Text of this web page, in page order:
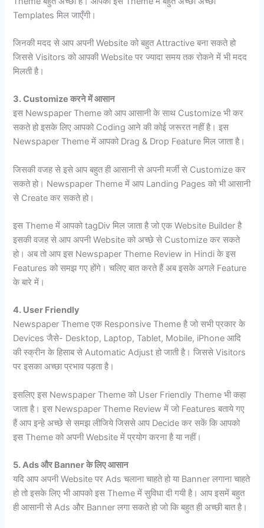
Templates मिल जाएँगी।
जिनकी मदद से आप अपनी Website को बहुत Attractive बना सकते हो
जिससे Visitors को आपकी Website पर ज्यादा समय तक रोकने में भी मदद
मिलती है।
3. Customize करने में आसान
इस Newspaper Theme को आप आसानी के साथ Customize भी कर
सकते हो इसके लिए आपको Coding आने की कोई जरूरत नहीं है। इस
Newspaper Theme में आपको Drag & Drop Feature मिल जाता है।
जिसकी वजह से इसे आप बहुत ही आसानी से अपनी मर्जी से Customize कर
सकते हो। Newspaper Theme में आप Landing Pages को भी आसानी
से Create कर सकते हो।
इस Theme में आपको tagDiv मिल जाता है जो एक Website Builder है
इसकी वजह से आप अपनी Website को अच्छे से Customize कर सकते
हो। अब तो आप इस Newspaper Theme Review in Hindi के इस
Features को समझ गए होंगे। चलिए बात करते हैं अब इसके अगले Feature
के बारे में।
4. User Friendly
Newspaper Theme एक Responsive Theme है जो सभी प्रकार के
Devices जैसे- Desktop, Laptop, Tablet, Mobile, iPhone आदि
की स्क्रीन के हिसाब से Automatic Adjust हो जाती है। जिससे Visitors
पर इसका अच्छा प्रभाव पड़ता है।
इसलिए इस Newspaper Theme को User Friendly Theme भी कहा
जाता है। इस Newspaper Theme Review में जो Features बताये गए
हैं आप इन्हे अच्छे से समझ लीजिये जिससे आप Decide कर सकें कि आपको
इस Theme को अपनी Website में प्रयोग करना है या नहीं।
5. Ads और Banner के लिए आसान
यदि आप अपनी Website पर Ads चलाना चाहते हो या Banner लगाना चाहते
हो तो इसके लिए भी आपको इस Theme में सुविधा दी गयी है। आप इसमें बहुत
ही आसानी से Ads और Banner लगा सकते हो जो कि बहुत ही अच्छी बात है।